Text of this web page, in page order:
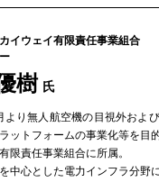
イウェイ有限責任事業組合
樹 氏
より無人航空機の目視外およ
ットフォームの事業化等を目
限責任事業組合に所属。
中心とした電力インフラ分野